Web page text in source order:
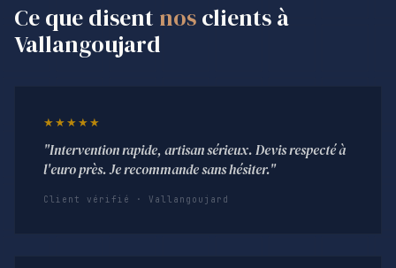
Ce que disent nosclients à
Vallangoujard
★★★★★
"Intervention rapide, artisan sérieux. Devis respecté à
l'euro près. Je recommande sans hésiter."
Client vérifié · Vallangoujard